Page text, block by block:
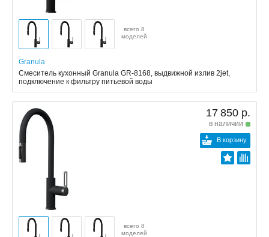
всего 8
моделей
Granula
Смеситель кухонный Granula GR-8168, выдвижной излив 2jet,
подключение к фильтру питьевой воды
17 850 р.
в наличии
В корзину
всего 8
моделей